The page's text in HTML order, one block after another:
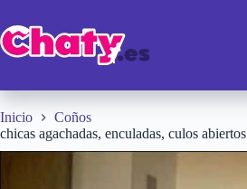
contenido
Inicio
Coños
chicas agachadas, enculadas, culos abiertos